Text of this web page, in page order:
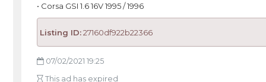
• Corsa GSI 1.6 16V 1995 / 1996
Listing ID:27160df922b22366
07/02/2021 19:25
This ad has expired